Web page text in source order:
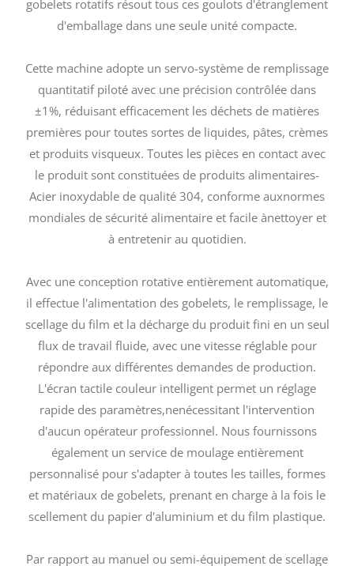
gobelets rotatifs résout tous ces goulots d'étranglement
d'emballage dans une seule unité compacte.
Cette machine adopte un servo-système de remplissage
quantitatif piloté avec une précision contrôlée dans
±1%, réduisant efficacement les déchets de matières
premières pour toutes sortes de liquides, pâtes, crèmes
et produits visqueux. Toutes les pièces en contact avec
le produit sont constituées de produits alimentaires-
Acier inoxydable de qualité 304, conforme auxnormes
mondiales de sécurité alimentaire et facile ànettoyer et
à entretenir au quotidien.
Avec une conception rotative entièrement automatique,
il effectue l'alimentation des gobelets, le remplissage, le
scellage du film et la décharge du produit fini en un seul
flux de travail fluide, avec une vitesse réglable pour
répondre aux différentes demandes de production.
L'écran tactile couleur intelligent permet un réglage
rapide des paramètres,nenécessitant l'intervention
d'aucun opérateur professionnel. Nous fournissons
également un service de moulage entièrement
personnalisé pour s'adapter à toutes les tailles, formes
et matériaux de gobelets, prenant en charge à la fois le
scellement du papier d'aluminium et du film plastique.
Par rapport au manuel ou semi-équipement de scellage